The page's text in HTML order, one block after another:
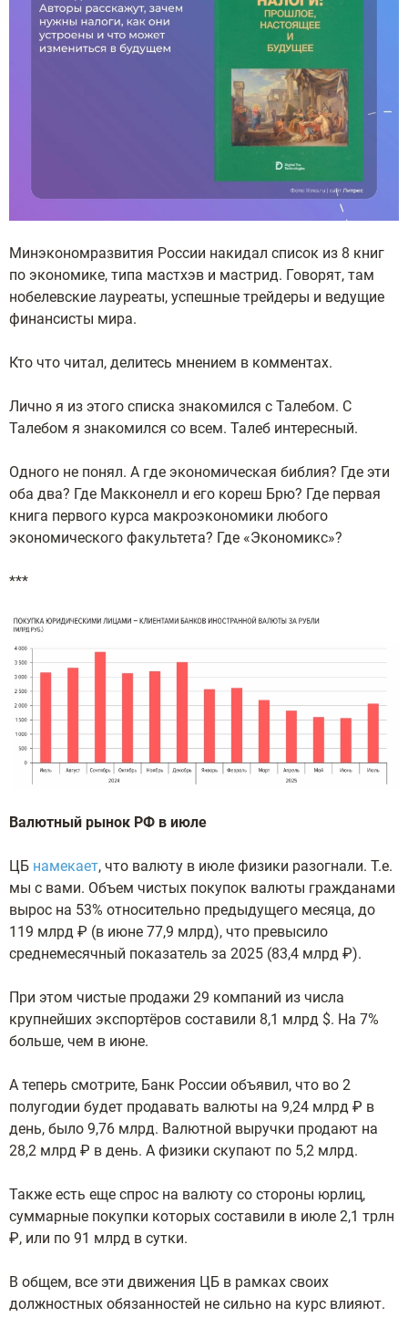
Минэкономразвития России накидал список из 8 книг
по экономике, типа мастхэв и мастрид. Говорят, там
нобелевские лауреаты, успешные трейдеры и ведущие
финансисты мира.
Кто что читал, делитесь мнением в комментах.
Лично я из этого списка знакомился с Талебом. С
Талебом я знакомился со всем. Талеб интересный.
Одного не понял. А где экономическая библия? Где эти
оба два? Где Макконелл и его кореш Брю? Где первая
книга первого курса макроэкономики любого
экономического факультета? Где «Экономикс»?
***
Валютный рынок РФ в июле
ЦБ намекает, что валюту в июле физики разогнали. Т.е.
мы с вами. Объем чистых покупок валюты гражданами
вырос на 53% относительно предыдущего месяца, до
119 млрд ₽ (в июне 77,9 млрд), что превысило
среднемесячный показатель за 2025 (83,4 млрд ₽).
При этом чистые продажи 29 компаний из числа
крупнейших экспортёров составили 8,1 млрд $. На 7%
больше, чем в июне.
А теперь смотрите, Банк России объявил, что во 2
полугодии будет продавать валюты на 9,24 млрд ₽ в
день, было 9,76 млрд. Валютной выручки продают на
28,2 млрд ₽ в день. А физики скупают по 5,2 млрд.
Также есть еще спрос на валюту со стороны юрлиц,
суммарные покупки которых составили в июле 2,1 трлн
₽, или по 91 млрд в сутки.
В общем, все эти движения ЦБ в рамках своих
должностных обязанностей не сильно на курс влияют.